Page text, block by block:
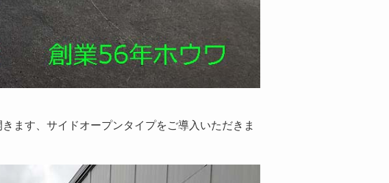
ます、サイドオープンタイプをご導入いただきま